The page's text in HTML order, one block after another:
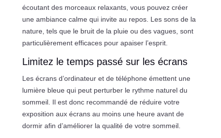
écoutant des morceaux relaxants, vous pouvez créer
une ambiance calme qui invite au repos. Les sons de la
nature, tels que le bruit de la pluie ou des vagues, sont
particulièrement efficaces pour apaiser l’esprit.
Limitez le temps passé sur les écrans
Les écrans d’ordinateur et de téléphone émettent une
lumière bleue qui peut perturber le rythme naturel du
sommeil. Il est donc recommandé de réduire votre
exposition aux écrans au moins une heure avant de
dormir afin d’améliorer la qualité de votre sommeil.